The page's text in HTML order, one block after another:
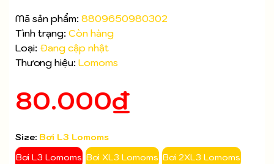
Mã sản phẩm: 8809650980302
Tình trạng: Còn hàng
Loại: Đang cập nhật
Thương hiệu: Lomoms
80.000₫
Size: Bơi L3 Lomoms
Bơi L3 Lomoms Bơi XL3 Lomoms Bơi 2XL3 Lomoms
Mã giảm giá: